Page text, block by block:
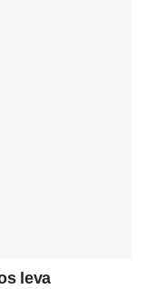
leva